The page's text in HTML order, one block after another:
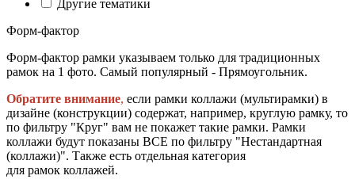
Другие тематики
Форм-фактор
Форм-фактор рамки указываем только для традиционных
рамок на 1 фото. Самый популярный - Прямоугольник.
Обратите внимание, если рамки коллажи (мультирамки) в
дизайне (конструкции) содержат, например, круглую рамку, то
по фильтру "Круг" вам не покажет такие рамки. Рамки
коллажи будут показаны ВСЕ по фильтру "Нестандартная
(коллажи)". Также есть отдельная категория
для рамок коллажей.